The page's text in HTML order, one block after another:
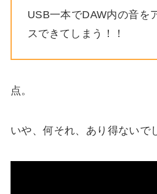
USB一本でDAW内の音を
スできてしまう！！
点。
いや、何それ、あり得ないで